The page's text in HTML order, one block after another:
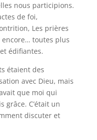
nous participions.
de foi,
Les prières
encore… toutes plus
édifiantes.
étaient des
avec Dieu, mais
que moi qui
grâce. C’était un
discuter et